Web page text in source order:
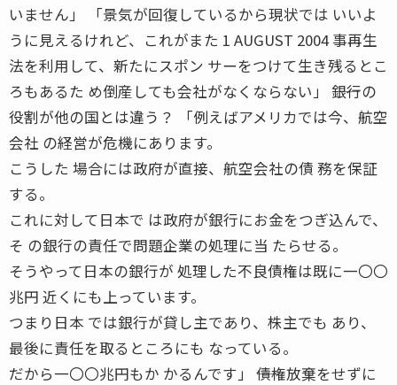
いません」 「景気が回復しているから現状では いいよ
うに見えるけれど、これがまた 1 AUGUST 2004 事再生
法を利用して、新たにスポン サーをつけて生き残るとこ
ろもあるた め倒産しても会社がなくならない」 ――銀行の
役割が他の国とは違う？ 「例えばアメリカでは今、航空
会社 の経営が危機にあります。
こうした 場合には政府が直接、航空会社の債 務を保証
する。
これに対して日本で は政府が銀行にお金をつぎ込んで、
そ の銀行の責任で問題企業の処理に当 たらせる。
そうやって日本の銀行が 処理した不良債権は既に一〇〇
兆円 近くにも上っています。
つまり日本 では銀行が貸し主であり、株主でも あり、
最後に責任を取るところにも なっている。
だから一〇〇兆円もか かるんです」 ――債権放棄をせずに